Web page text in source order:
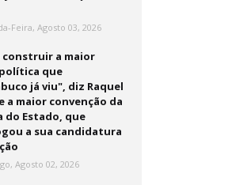
Feira, Agosto 03, 2026
construir a maior
que
já viu", diz Raquel
a maior convenção da
do Estado, que
a sua candidatura
Agosto 02, 2026